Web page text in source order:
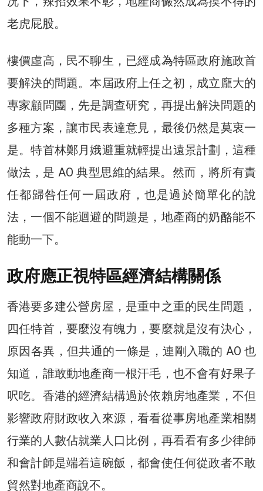
老虎屁股。
樓價虛高，民不聊生，已經成為特區政府施政首
要解決的問題。本屆政府上任之初，成立龐大的
專家顧問團，先是調查研究，再提出解決問題的
多種方案，讓市民表達意見，最後仍然是莫衷一
是。特首林鄭月娥避重就輕提出遠景計劃，這種
做法，是 AO 典型思維的結果。然而，將所有責
任都歸咎任何一屆政府，也是過於簡單化的說
法，一個不能迴避的問題是，地產商的奶酪能不
能動一下。
政府應正視特區經濟結構關係
香港要多建公營房屋，是重中之重的民生問題，
四任特首，要麼沒有魄力，要麼就是沒有決心，
原因各異，但共通的一條是，連剛入職的 AO 也
知道，誰敢動地產商一根汗毛，也不會有好果子
呎吃。香港的經濟結構過於依賴房地產業，不但
影響政府財政收入來源，看看從事房地產業相關
行業的人數佔就業人口比例，再看看有多少律師
和會計師是端着這碗飯，都會使任何從政者不敢
貿然對地產商說不。